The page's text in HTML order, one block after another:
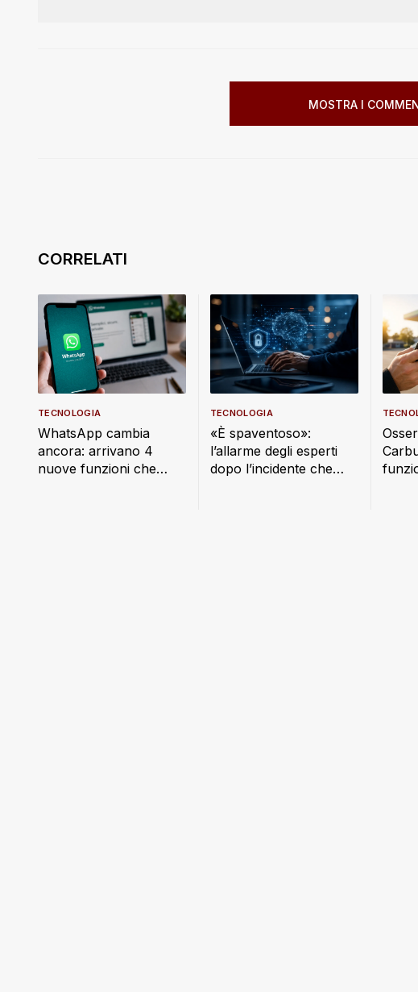
MOSTRA I
WhatsApp cambia
ancora: arrivano 4
nuove funzioni che
TECNOLOGIA
«È spaventoso»:
l’allarme degli esperti
dopo l’incidente che
TECNOLOGIA